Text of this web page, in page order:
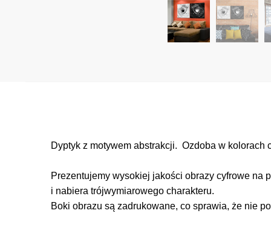
Dyptyk z motywem abstrakcji. Ozdoba w kolorach
Prezentujemy wysokiej jakości obrazy cyfrowe na
i nabiera trójwymiarowego charakteru.
Boki obrazu są zadrukowane, co sprawia, że nie